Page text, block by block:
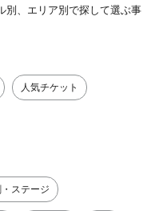
別、エリア別で探して選ぶ事
人気チケット
ステージ